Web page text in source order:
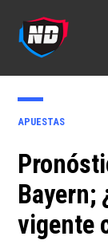
contenido
PUBLICADO
APUESTAS
Bayern;
vigente